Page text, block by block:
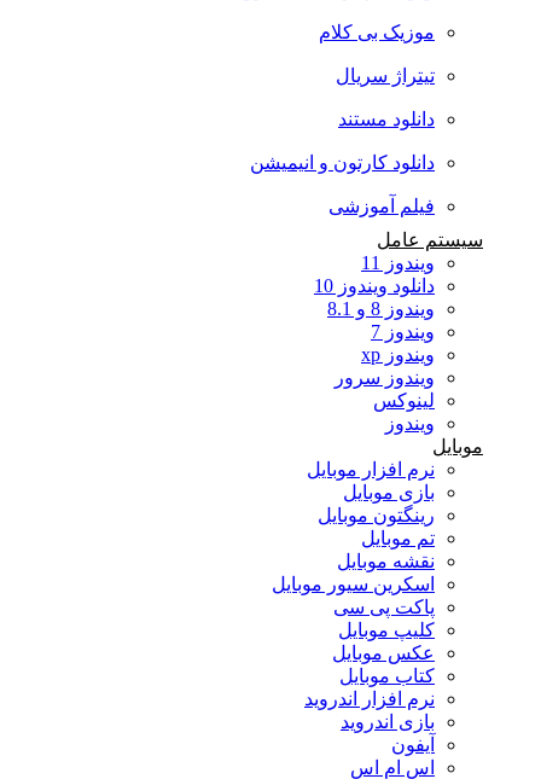
موزیک بی کلام
تیتراژ سریال
دانلود مستند
دانلود کارتون و انیمیشن
فیلم آموزشی
سیستم عامل
ویندوز 11
دانلود ویندوز 10
ویندوز 8 و 8.1
ویندوز 7
ویندوز xp
ویندوز سرور
لینوکس
ویندوز
موبایل
نرم افزار موبایل
بازی موبایل
رینگتون موبایل
تم موبایل
نقشه موبایل
اسکرین سیور موبایل
پاکت پی سی
کلیپ موبایل
عکس موبایل
کتاب موبایل
نرم افزار اندروید
بازی اندروید
آیفون
اس ام اس